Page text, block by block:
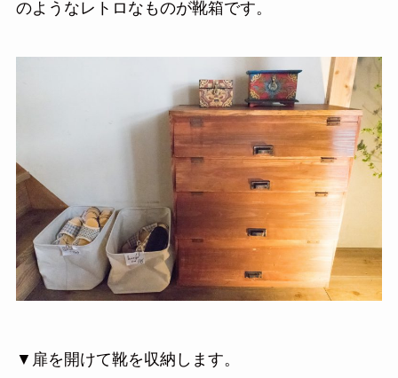
のようなレトロなものが靴箱です。
▼扉を開けて靴を収納します。